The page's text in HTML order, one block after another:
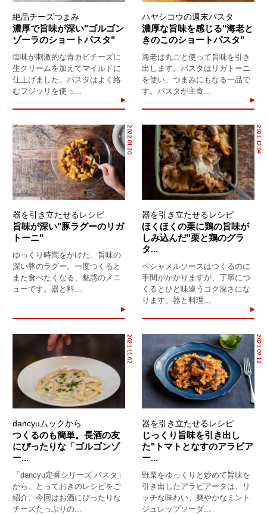
絶品チーズつまみ
濃厚で旨味が深い"ゴルゴン
ゾーラのショートパスタ"
塩味が刺激的な青カビチーズに
生クリームを加えてマイルドに
仕上げました。パスタはよく絡
むフジッリを使っ...
ハヤシコウの週末パスタ
濃厚な旨味を感じる"海老と
きのこのショートパスタ"
海老は丸ごと使って旨味を引き
出します。パスタはリガトーニ
を使い、つまみにもなる一品で
す。パスタが主食...
2022.01.30
器を引き立たせるレシピ
旨味が深い"豚ラグーのリガ
トーニ"
ゆっくり時間をかけた、旨味の
深い豚のラグー。一度つくると
また食べたくなる、魅惑のメニ
ューです。器と料...
2021.12.04
器を引き立たせるレシピ
ほくほくの栗に鶏の旨味が
しみ込んだ"栗と鶏のグラ
タ...
ベシャメルソースはつくるのに
手間がかかりますが、丁寧につ
くるとひと味違うコク深さにな
ります。器と料理...
2021.11.02
dancyuムックから
つくるのも簡単。長酒の友
にぴったりな「ゴルゴンゾ
ー...
「dancyu定番シリーズ パスタ」
から、とっておきのレシピをご
紹介。今回はお酒にぴったりな
チーズたっぷりの...
2021.09.12
器を引き立たせるレシピ
じっくり旨味を引き出し
た"トマトとなすのアラビア
ー...
野菜をゆっくりと炒めて旨味を
引き出したアラビアータは、リ
ッチな味わい。爽やかなミント
ジュレップソーダ...